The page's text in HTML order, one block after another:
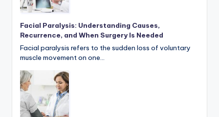
Facial Paralysis: Understanding Causes,
Recurrence, and When Surgery Is Needed
Facial paralysis refers to the sudden loss of voluntary
muscle movement on one…